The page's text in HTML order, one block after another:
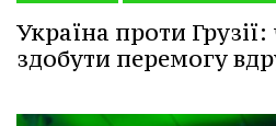
Україна проти
здобути перемогу